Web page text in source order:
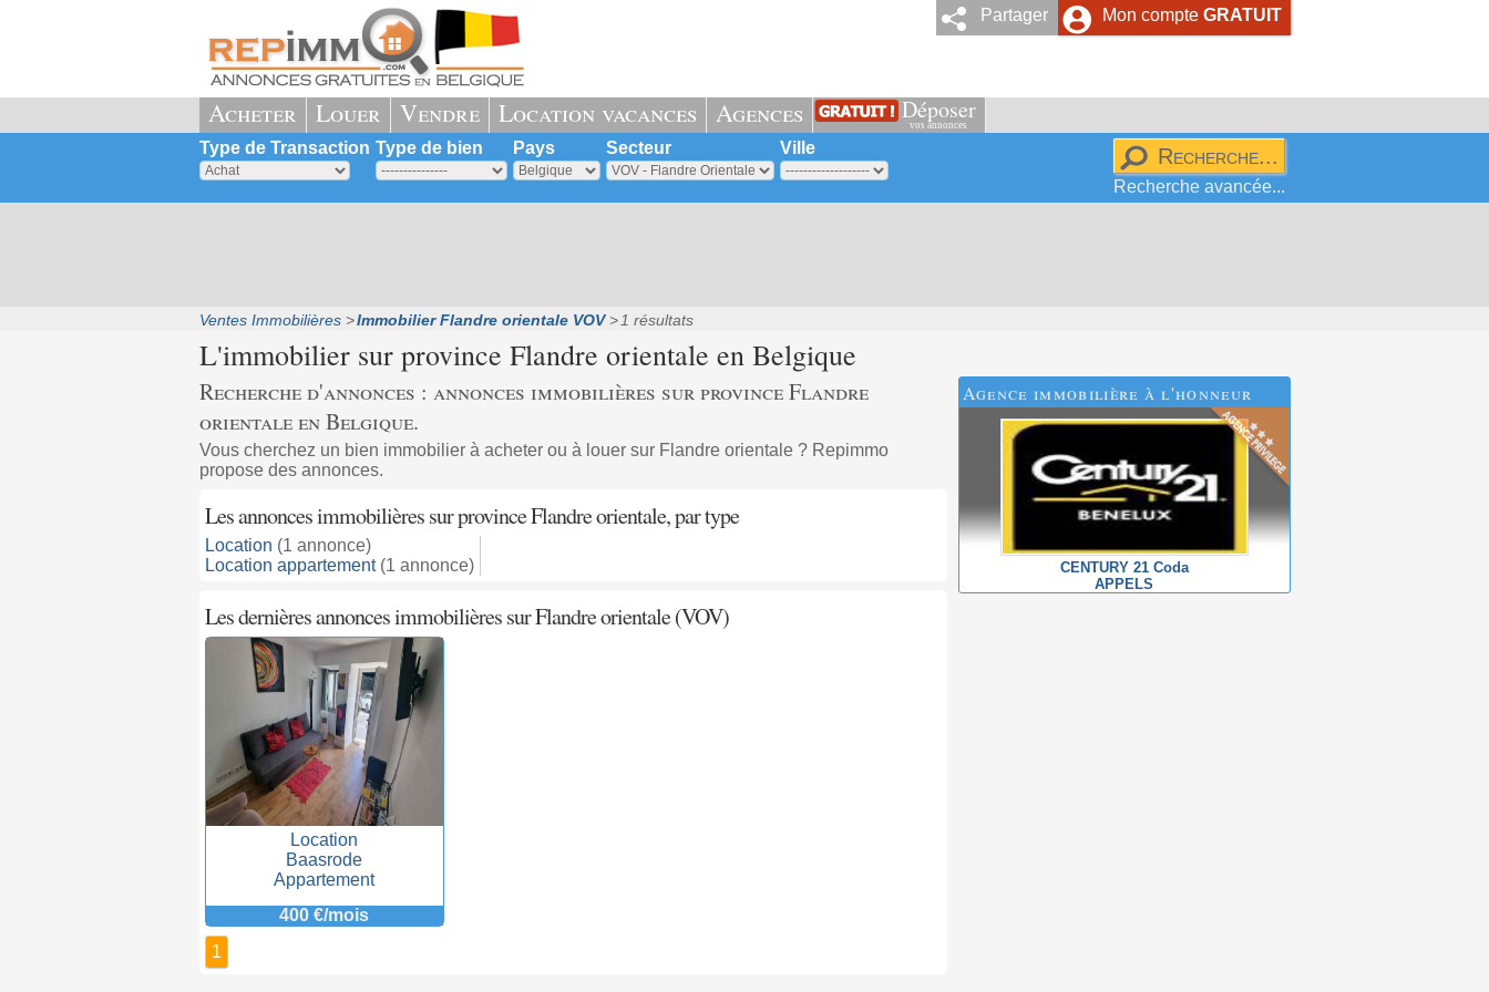
Mon compte GRATUIT
Partager
Acheter Louer Vendre Location vacances Agences Déposer
vos annonces
Type de Transaction Type de bien Pays Secteur Ville
Recherche avancée...
Ventes Immobilières Immobilier Flandre orientale VOV 1 résultats
L'immobilier sur province Flandre orientale en Belgique
Recherche d'annonces : annonces immobilières sur province Flandre
orientale en Belgique.
Vous cherchez un bien immobilier à acheter ou à louer sur Flandre orientale ? Repimmo
propose des annonces.
Les annonces immobilières sur province Flandre orientale, par type
Location (1 annonce)
Location appartement(1 annonce)
Les dernières annonces immobilières sur Flandre orientale (VOV)
Location
Baasrode
Appartement
400 €/mois
1
Agence immobilière à l'honneur
CENTURY 21 Coda
APPELS